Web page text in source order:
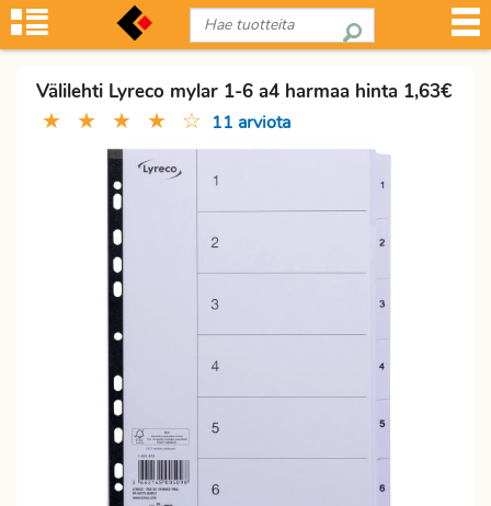
Välilehti Lyreco mylar 1-6 a4 harmaa hinta 1,63€
★ ★ ★ ★ ☆ 11 arviota